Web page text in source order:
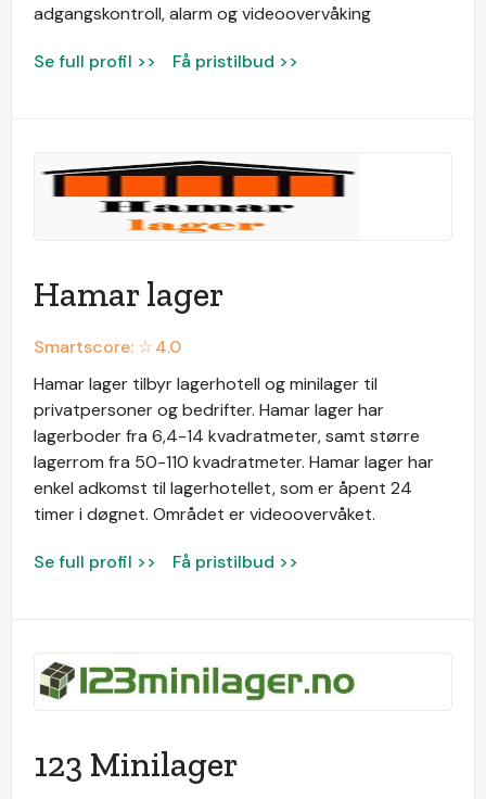
adgangskontroll, alarm og videoovervåking
Se full profil >> Få pristilbud >>
Hamar lager
Smartscore: ☆4.0
Hamar lager tilbyr lagerhotell og minilager til
privatpersoner og bedrifter. Hamar lager har
lagerboder fra 6,4-14 kvadratmeter, samt større
lagerrom fra 50-110 kvadratmeter. Hamar lager har
enkel adkomst til lagerhotellet, som er åpent 24
timer i døgnet. Området er videoovervåket.
Se full profil >> Få pristilbud >>
123 Minilager